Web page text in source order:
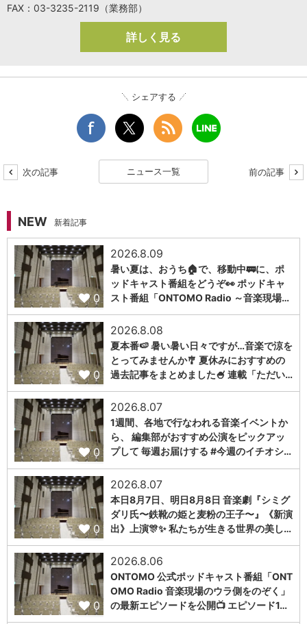
FAX：03-3235-2119（業務部）
詳しく見る
シェアする
次の記事 ニュース一覧 前の記事
NEW 新着記事
0
2026.8.09
暑い夏は、おうち🏠で、移動中🚃に、ポ
ッドキャスト番組をどうぞ👀 ポッドキャ
スト番組「ONTOMO Radio ～音楽現場…
0
2026.8.08
夏本番🍉 暑い暑い日々ですが…音楽で涼を
とってみませんか🎐 夏休みにおすすめの
過去記事をまとめました🍧 連載「ただい…
0
2026.8.07
1週間、各地で行なわれる音楽イベントか
ら、 編集部がおすすめ公演をピックアッ
プして 毎週お届けする #今週のイチオシ…
0
2026.8.07
本日8月7日、明日8月8日 音楽劇『シミグ
ダリ氏〜鉄靴の姫と麦粉の王子〜』《新演
出》上演🎊✨ 私たちが生きる世界の美し…
0
2026.8.06
ONTOMO 公式ポッドキャスト番組「ONT
OMO Radio 音楽現場のウラ側をのぞく」
の最新エピソードを公開📺 エピソード1…